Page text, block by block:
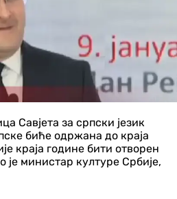
Савјета за српски језик
биће одржана до краја
краја године бити отворен
је министар културе Србије,